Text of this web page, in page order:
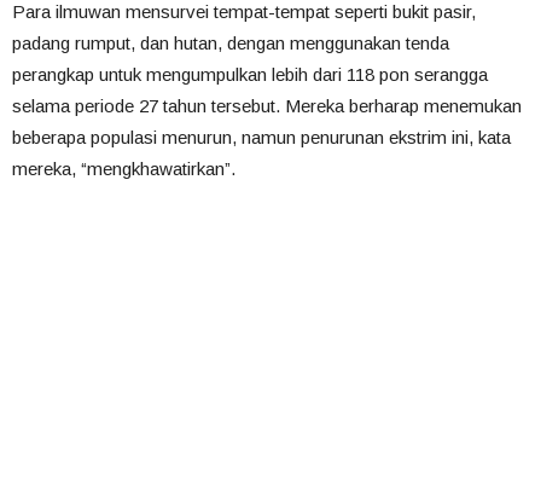
Para ilmuwan mensurvei tempat-tempat seperti bukit pasir,
padang rumput, dan hutan, dengan menggunakan tenda
perangkap untuk mengumpulkan lebih dari 118 pon serangga
selama periode 27 tahun tersebut. Mereka berharap menemukan
beberapa populasi menurun, namun penurunan ekstrim ini, kata
mereka, “mengkhawatirkan”.